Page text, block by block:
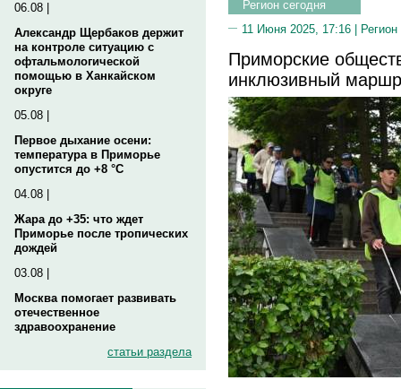
06.08 |
Александр Щербаков держит
на контроле ситуацию с
офтальмологической
помощью в Ханкайском
округе
05.08 |
Первое дыхание осени:
температура в Приморье
опустится до +8 °C
04.08 |
Жара до +35: что ждет
Приморье после тропических
дождей
03.08 |
Москва помогает развивать
отечественное
здравоохранение
статьи раздела
Регион сегодня
11 Июня 2025, 17:16 | Регион
Приморские
инклюзивный